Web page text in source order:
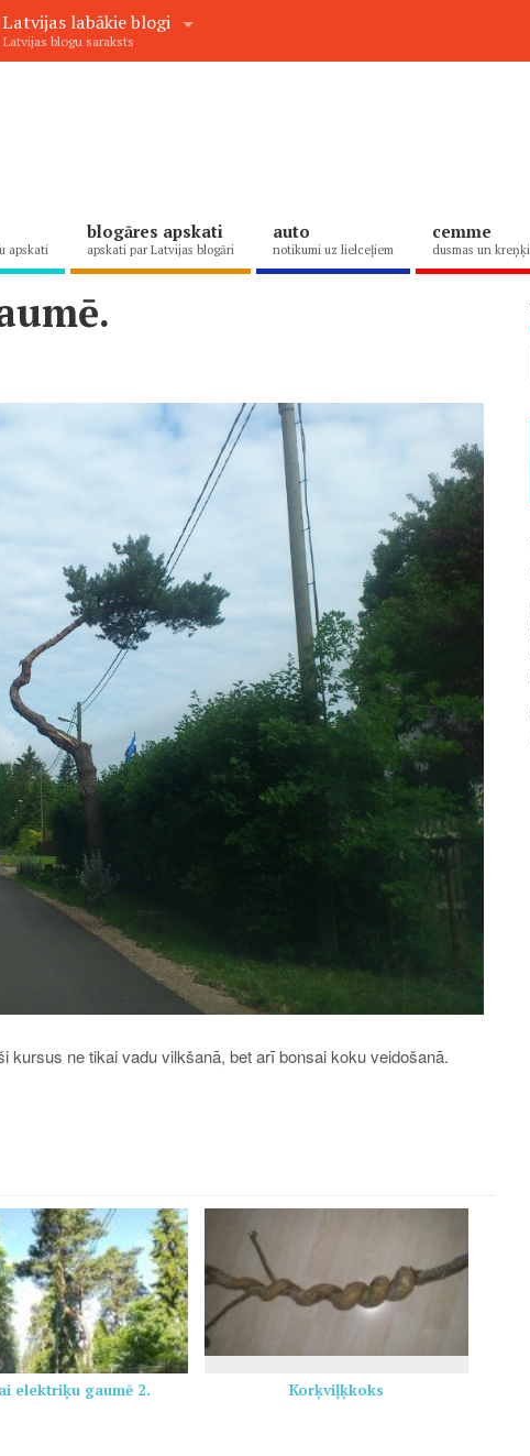
Latvijas labākie blogi
Latvijas blogu saraksts
apskati
blogāres apskati
apskati par Latvijas blogāri
auto
notikumi uz lielceļiem
cemme
dusmas un kreņķi
kursus ne tikai vadu vilkšanā, bet arī bonsai koku veidošanā.
elektriķu gaumē 2. Korķviļķkoks